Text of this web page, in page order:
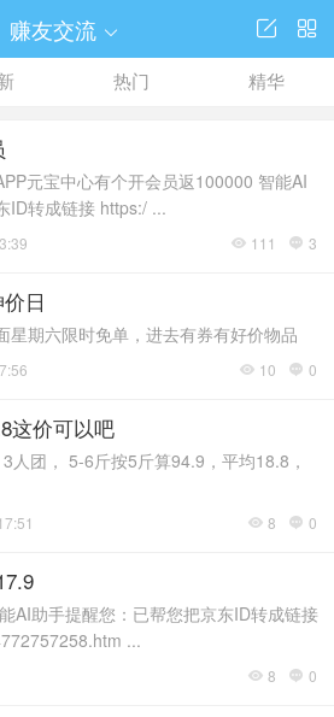
赚友交流  

热门 精华
元宝中心有个开会员返100000 智能AI
ID转成链接 https:/ ...
 111  3
日
星期六限时免单，进去有券有好价物品
 10  0
这价可以吧
人团， 5-6斤按5斤算94.9，平均18.8，
 8  0
AI助手提醒您：已帮您把京东ID转成链接
...
 8  0